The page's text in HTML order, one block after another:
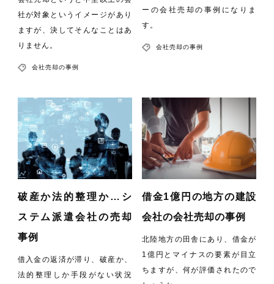
社が対象というイメージがあり
ますが、決してそんなことはあ
りません。
会社売却の事例
ーの会社売却の事例になりま
す。
会社売却の事例
破産か法的整理か…シ
ステム派遣会社の売却
事例
借入金の返済が滞り、破産か、
法的整理しか手段がない状況
借金1億円の地方の建設
会社の会社売却の事例
北陸地方の田舎にあり、借金が
1億円とマイナスの要素が目立
ちますが、何が評価されたので